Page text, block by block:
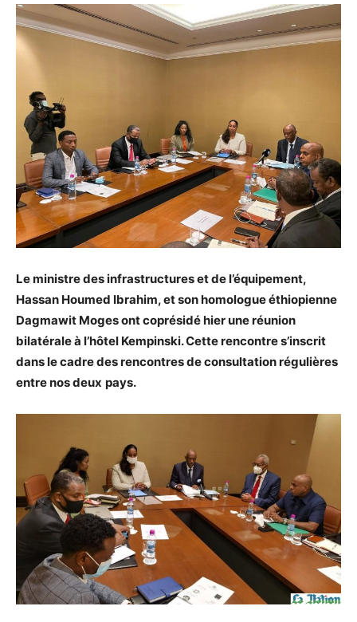
Le ministre des infrastructures et de l’équipement,
Hassan Houmed Ibrahim, et son homologue éthiopienne
Dagmawit Moges ont coprésidé hier une réunion
bilatérale à l’hôtel Kempinski. Cette rencontre s’inscrit
dans le cadre des rencontres de consultation régulières
entre nos deux pays.